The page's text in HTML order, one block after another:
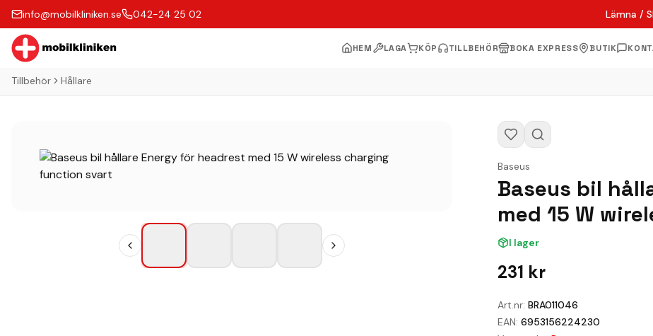
info@mobilkliniken.se 042-24 25 02 Lämna /
HEM LAGA KÖP TILLBEHÖR BOKA EXPRESS BUTIK
Tillbehör Hållare
Baseus
Baseus bil
med 15 W
I lager
231 kr
Art.nr: BRA011046
EAN: 6953156224230